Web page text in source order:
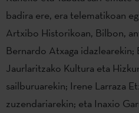
badira ere, era telematikoan
Artxibo Historikoan, Bilbon,
Bernardo Atxaga idazlearekin;
Jaurlaritzako Kultura eta
sailburuarekin; Irene Larraza
zuzendariarekin; eta Inaxio